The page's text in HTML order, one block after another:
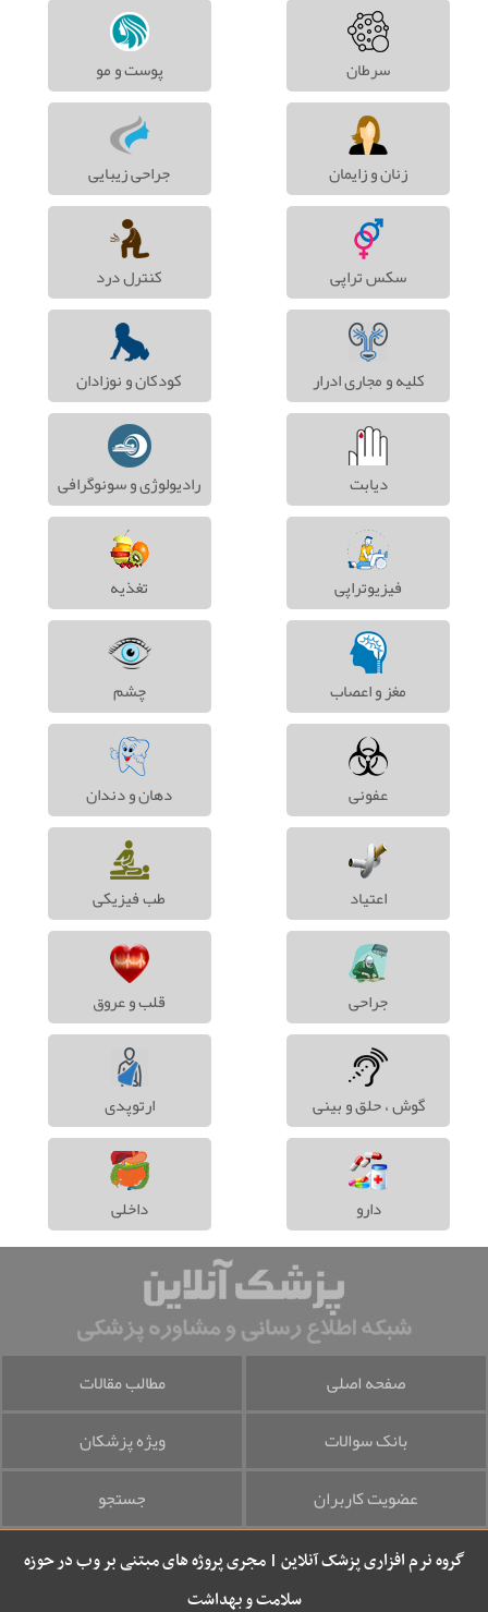
سرطان پوست و مو
زنان و زایمان جراحی زیبایی
سکس تراپی کنترل درد
کلیه و مجاری ادرار کودکان و نوزادان
دیابت رادیولوژی و سونوگرافی
فیزیوتراپی تغذیه
مغز و اعصاب چشم
عفونی دهان و دندان
اعتیاد طب فیزیکی
جراحی قلب و عروق
گوش ، حلق و بینی ارتوپدی
دارو داخلی
صفحه اصلی
مطالب مقالات
بانک سوالات
ویژه پزشکان
عضویت کاربران
جستجو
گروه نرم افزاری پزشک آنلاین | مجری پروژه های مبتنی بر وب در حوزه
سلامت و بهداشت